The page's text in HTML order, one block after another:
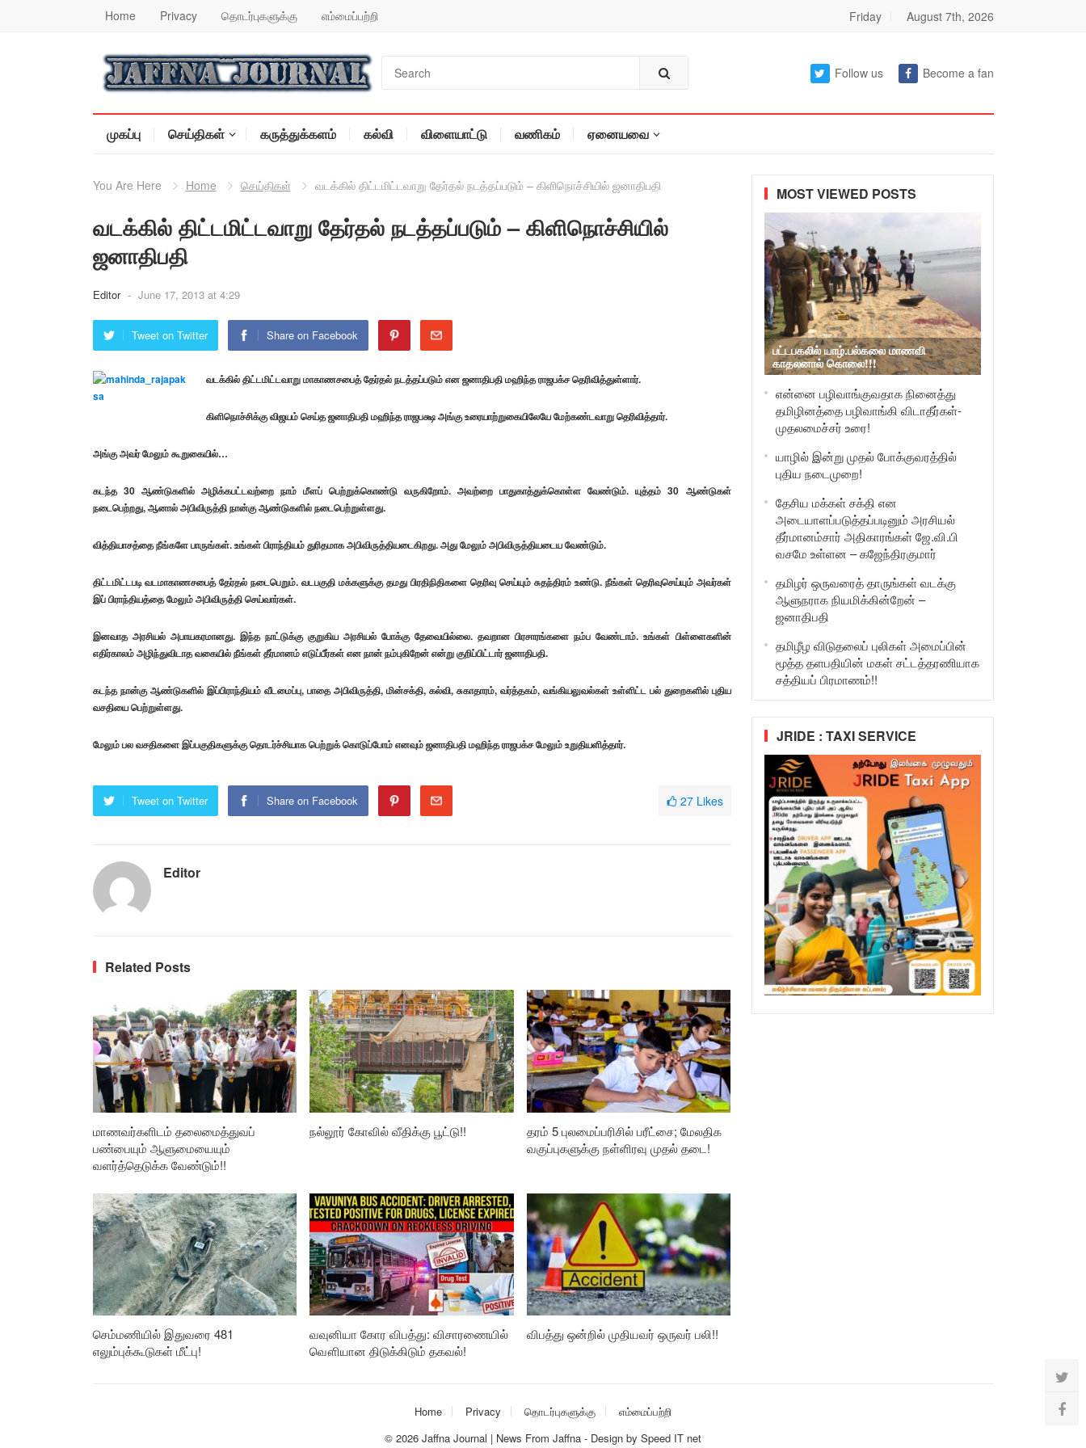
Home Privacy தொடர்புகளுக்கு எம்மைப்பற்றி Friday August 7th, 2026
Follow us Become a fan
முகப்பு செய்திகள் கருத்துக்களம் கல்வி விளையாட்டு வணிகம் ஏனையவை
You Are Here Home செய்திகள் வடக்கில் திட்டமிட்டவாறு தேர்தல் நடத்தப்படும் – கிளிநொச்சியில் ஜனாதிபதி
வடக்கில் திட்டமிட்டவாறு தேர்தல் நடத்தப்படும் – கிளிநொச்சியில்
ஜனாதிபதி
Editor - June 17, 2013 at 4:29
Tweet on Twitter Share on Facebook
வடக்கில் திட்டமிட்டவாறு மாகாணசபைத் தேர்தல் நடத்தப்படும் என ஜனாதிபதி மஹிந்த ராஜபக்ச தெரிவித்துள்ளார்.
கிளிநொச்சிக்கு விஜயம் செய்த ஜனாதிபதி மஹிந்த ராஜபக்ஷ அங்கு உரையாற்றுகையிலேயே மேற்கண்டவாறு தெரிவித்தார்.
அங்கு அவர் மேலும் கூறுகையில்…
கடந்த 30 ஆண்டுகளில் அழிக்கபட்டவற்றை நாம் மீளப் பெற்றுக்கொண்டு வருகிறோம். அவற்றை பாதுகாத்துக்கொள்ள வேண்டும். யுத்தம் 30 ஆண்டுகள்
நடைபெற்றது, ஆனால் அபிவிருத்தி நான்கு ஆண்டுகளில் நடைபெற்றுள்ளது.
வித்தியாசத்தை நீங்களே பாருங்கள். உங்கள் பிராந்தியம் துரிதமாக அபிவிருத்தியடைகிறது. அது மேலும் அபிவிருத்தியடைய வேண்டும்.
திட்டமிட்டபடி வடமாகாணசபைத் தேர்தல் நடைபெறும். வடபகுதி மக்களுக்கு தமது பிரதிநிதிகளை தெரிவு செய்யும் சுதந்திரம் உண்டு. நீங்கள் தெரிவுசெய்யும் அவர்கள்
இப் பிராந்தியத்தை மேலும் அபிவிருத்தி செய்வார்கள்.
இனவாத அரசியல் அபாயகரமானது. இந்த நாட்டுக்கு குறுகிய அரசியல் போக்கு தேவையில்லை. தவறான பிரசாரங்களை நம்ப வேண்டாம். உங்கள் பிள்ளைகளின்
எதிர்காலம் அழிந்துவிடாத வகையில் நீங்கள் தீர்மானம் எடுப்பீர்கள் என நான் நம்புகிறேன் என்று குறிப்பிட்டார் ஜனாதிபதி.
கடந்த நான்கு ஆண்டுகளில் இப்பிராந்தியம் வீடமைப்பு, பாதை அபிவிருத்தி, மின்சக்தி, கல்வி, சுகாதாரம், வர்த்தகம், வங்கியலுவல்கள் உள்ளிட்ட பல் துறைகளில் புதிய
வசதியை பெற்றுள்ளது.
மேலும் பல வசதிகளை இப்பகுதிகளுக்கு தொடர்ச்சியாக பெற்றுக் கொடுப்போம் எனவும் ஜனாதிபதி மஹிந்த ராஜபக்ச மேலும் உறுதியளித்தார்.
Tweet on Twitter Share on Facebook 27 Likes
Editor
Related Posts
மாணவர்களிடம் தலைமைத்துவப்
பண்பையும் ஆளுமையையும்
வளர்த்தெடுக்க வேண்டும்!!
நல்லூர் கோவில் வீதிக்கு பூட்டு!!
தரம் 5 புலமைப்பரிசில் பரீட்சை; மேலதிக
வகுப்புகளுக்கு நள்ளிரவு முதல் தடை!
செம்மணியில் இதுவரை 481
எலும்புக்கூடுகள் மீட்பு!
வவுனியா கோர விபத்து: விசாரணையில்
வௌியான திடுக்கிடும் தகவல்!
விபத்து ஒன்றில் முதியவர் ஒருவர் பலி!!
MOST VIEWED POSTS
பட்டபகலில் யாழ்.பல்கலை மாணவி
காதலனால் கொலை!!!
என்னை பழிவாங்குவதாக நினைத்து
தமிழினத்தை பழிவாங்கி விடாதீர்கள்-
முதலமைச்சர் உரை!
யாழில் இன்று முதல் போக்குவரத்தில்
புதிய நடைமுறை!
தேசிய மக்கள் சக்தி என
அடையாளப்படுத்தப்படினும் அரசியல்
தீர்மானம்சார் அதிகாரங்கள் ஜே.வி.பி
வசமே உள்ளன – கஜேந்திரகுமார்
தமிழர் ஒருவரைத் தாருங்கள் வடக்கு
ஆளுநராக நியமிக்கின்றேன் –
ஜனாதிபதி
தமிழீழ விடுதலைப் புலிகள் அமைப்பின்
மூத்த தளபதியின் மகள் சட்டத்தரணியாக
சத்தியப் பிரமாணம்!!
JRIDE : TAXI SERVICE
Home Privacy தொடர்புகளுக்கு
எம்மைப்பற்றி
© 2026 Jaffna Journal | News From Jaffna - Design by Speed IT net